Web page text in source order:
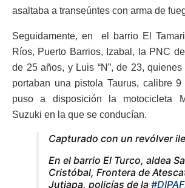
asaltaba a transeúntes con arma de
Seguidamente, en el barrio El
Ríos, Puerto Barrios, Izabal, la PNC
de 25 años, y Luis “N”, de 23, quienes
portaban una pistola Taurus, calibre 9
puso a disposición la motocicleta
Suzuki en la que se conducían.
Capturado con un revólver
En el barrio El Turco, aldea
Cristóbal, Frontera de
Jutiapa, policías de la